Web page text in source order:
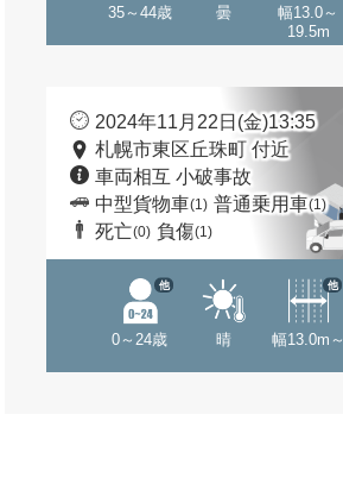
35～44歳 曇
幅13.0～
19.5m
2024年11月22日(金)13:35
札幌市東区丘珠町 付近
車両相互 小破事故
中型貨物車(1) 普通乗用車(1)
死亡(0) 負傷(1)
0～24歳
他
晴 幅13.0m～
他